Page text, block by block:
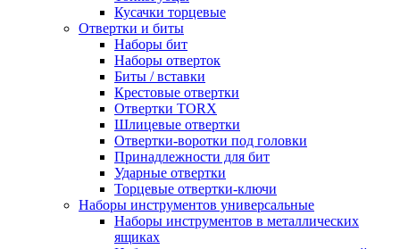
Кусачки торцевые
Отвертки и биты
Наборы бит
Наборы отверток
Биты / вставки
Крестовые отвертки
Отвертки TORX
Шлицевые отвертки
Отвертки-воротки под головки
Принадлежности для бит
Ударные отвертки
Торцевые отвертки-ключи
Наборы инструментов универсальные
Наборы инструментов в металлических
ящиках